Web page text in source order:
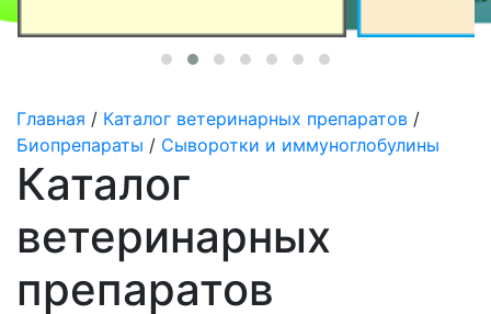
Главная / Каталог ветеринарных препаратов /
Биопрепараты / Сыворотки и иммуноглобулины
Каталог
ветеринарных
препаратов